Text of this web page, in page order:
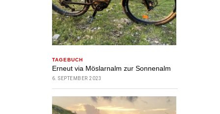
TAGEBUCH
Erneut via Möslarnalm zur Sonnenalm
6. SEPTEMBER 2023